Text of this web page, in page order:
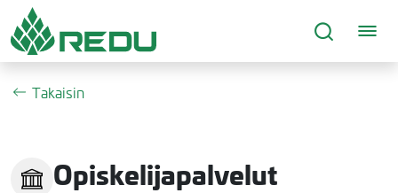
Siirry sivusisältöön
Takaisin
Opiskelijapalvelut